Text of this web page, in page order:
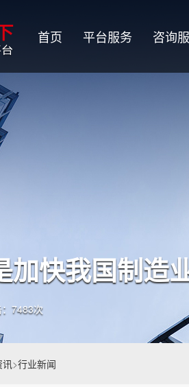
首页 平台服务 咨询
加快我国制造
：7483次
讯>行业新闻